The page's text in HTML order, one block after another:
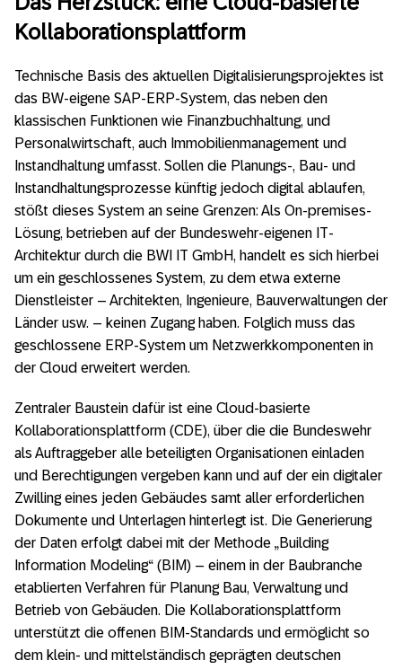
Kollaborationsplattform
Technische Basis des aktuellen Digitalisierungsprojektes ist
das BW-eigene SAP-ERP-System, das neben den
klassischen Funktionen wie Finanzbuchhaltung, und
Personalwirtschaft, auch Immobilienmanagement und
Instandhaltung umfasst. Sollen die Planungs-, Bau- und
Instandhaltungsprozesse künftig jedoch digital ablaufen,
stößt dieses System an seine Grenzen: Als On-premises-
Lösung, betrieben auf der Bundeswehr-eigenen IT-
Architektur durch die BWI IT GmbH, handelt es sich hierbei
um ein geschlossenes System, zu dem etwa externe
Dienstleister – Architekten, Ingenieure, Bauverwaltungen der
Länder usw. – keinen Zugang haben. Folglich muss das
geschlossene ERP-System um Netzwerkkomponenten in
der Cloud erweitert werden.
Zentraler Baustein dafür ist eine Cloud-basierte
Kollaborationsplattform (CDE), über die die Bundeswehr
als Auftraggeber alle beteiligten Organisationen einladen
und Berechtigungen vergeben kann und auf der ein digitaler
Zwilling eines jeden Gebäudes samt aller erforderlichen
Dokumente und Unterlagen hinterlegt ist. Die Generierung
der Daten erfolgt dabei mit der Methode „Building
Information Modeling“ (BIM) – einem in der Baubranche
etablierten Verfahren für Planung Bau, Verwaltung und
Betrieb von Gebäuden. Die Kollaborationsplattform
unterstützt die offenen BIM-Standards und ermöglicht so
dem klein- und mittelständisch geprägten deutschen